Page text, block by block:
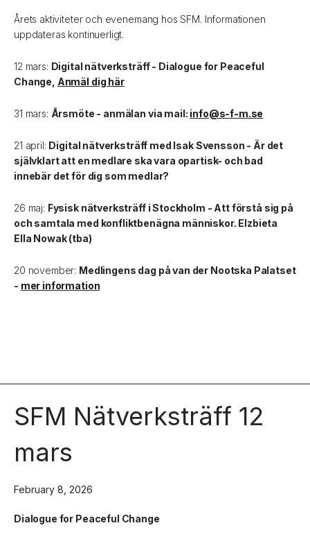
Årets aktiviteter och evenemang hos SFM. Informationen
uppdateras kontinuerligt.
12 mars: Digital nätverksträff - Dialogue for Peaceful
Change, Anmäl dig här
31 mars: Årsmöte - anmälan via mail: info@s-f-m.se
21 april: Digital nätverksträff med Isak Svensson - Är det
självklart att en medlare ska vara opartisk- och bad
innebär det för dig som medlar?
26 maj: Fysisk nätverksträff i Stockholm - Att förstå sig på
och samtala med konfliktbenägna människor. Elzbieta
Ella Nowak (tba)
20 november: Medlingens dag på van der Nootska Palatset
- mer information
SFM Nätverksträff 12
mars
February 8, 2026
Dialogue for Peaceful Change